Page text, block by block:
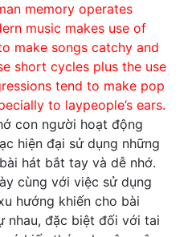
memory operates
music makes use of
make songs catchy and
short cycles plus the use
tend to make pop
to laypeople’s ears.
con người hoạt động
hiện đại sử dụng những
hát bắt tay và dễ nhớ.
cùng với việc sử dụng
hướng khiến cho bài
nhau, đặc biệt đối với tai